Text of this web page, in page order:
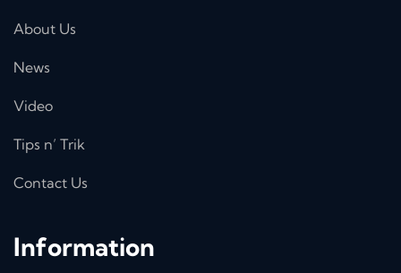
About Us
News
Video
Tips n’ Trik
Contact Us
Information